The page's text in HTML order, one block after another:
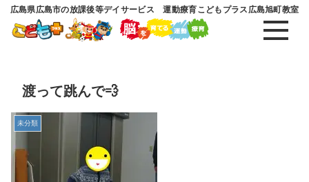
広島県広島市の放課後等デイサービス 運動療育こどもプラス広島旭町教室
渡って跳んで💨
未分類